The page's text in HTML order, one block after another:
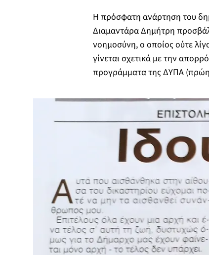
Η πρόσφατη ανάρτηση του
Διαμαντάρα Δημήτρη
νοημοσύνη, ο οποίος ούτε
γίνεται σχετικά με την
προγράμματα της ΔΥΠΑ